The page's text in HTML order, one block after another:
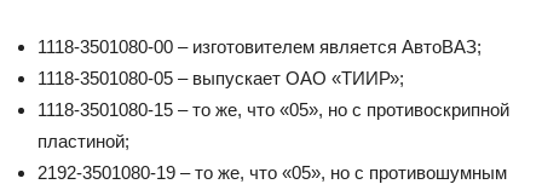
1118-3501080-00 – изготовителем является АвтоВАЗ;
1118-3501080-05 – выпускает ОАО «ТИИР»;
1118-3501080-15 – то же, что «05», но с противоскрипной
пластиной;
2192-3501080-19 – то же, что «05», но с противошумным